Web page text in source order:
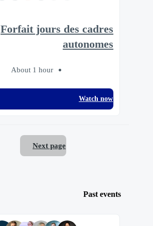
Forfait jours des cadres
autonomes
About 1 hour
Watch now
Next page
Past events